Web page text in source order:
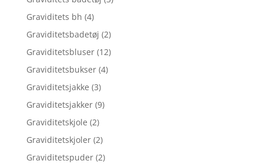
Graviditets bh (4)
Graviditetsbadetøj (2)
Graviditetsbluser (12)
Graviditetsbukser (4)
Graviditetsjakke (3)
Graviditetsjakker (9)
Graviditetskjole (2)
Graviditetskjoler (2)
Graviditetspuder (2)